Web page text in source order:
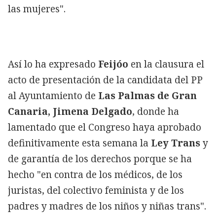
las mujeres".
Así lo ha expresado Feijóo en la clausura el
acto de presentación de la candidata del PP
al Ayuntamiento de Las Palmas de Gran
Canaria, Jimena Delgado, donde ha
lamentado que el Congreso haya aprobado
definitivamente esta semana la Ley Transy
de garantía de los derechos porque se ha
hecho "en contra de los médicos, de los
juristas, del colectivo feminista y de los
padres y madres de los niños y niñas trans".